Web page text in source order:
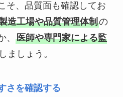
そ、品質面も確認してお
造工場や品質管理体制の
、 医師や専門家による監
ましょう。
さを確認する